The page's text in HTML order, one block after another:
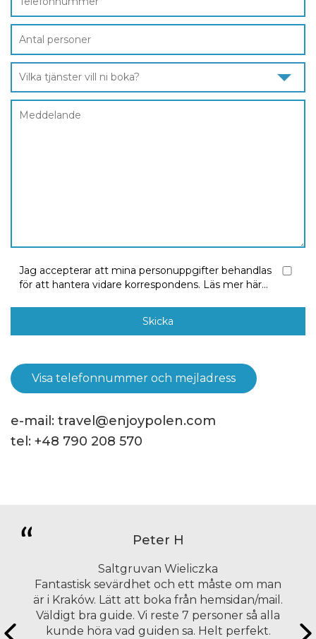
Vilka tjänster vill ni boka?
Jag accepterar att mina personuppgifter behandlas
för att hantera vidare korrespondens. Läs mer här...
Visa telefonnummer och mejladress
e-mail: travel@enjoypolen.com
tel: +48 790 208 570
Peter H
Saltgruvan Wieliczka
Fantastisk sevärdhet och ett måste om man
är i Kraków. Lätt att boka från hemsidan/mail.
Väldigt bra guide. Vi reste 7 personer så alla
kunde höra vad guiden sa. Helt perfekt.